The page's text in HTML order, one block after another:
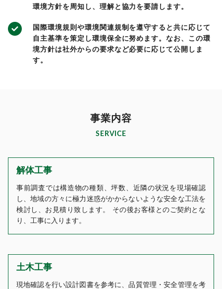
環境方針を周知し、理解と協力を要請します。
国際環境規則や環境関連規制を遵守すると共に応じて
自主基準を策定し環境保全に努めます。なお、この環
境方針は社外からの要求など必要に応じて公開しま
す。
事業内容
SERVICE
解体工事
事前調査では構造物の種類、坪数、近隣の状況を現場確認
し、地域の方々に極力迷惑がかからないような安全な工法を
検討し、お見積り致します。 その後お客様とのご契約とな
り、工事に入ります。
土木工事
現地確認を行い設計図書を参考に、品質管理・安全管理を考